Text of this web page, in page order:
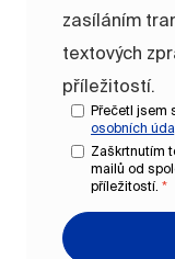
zasíláním
textových
příležitostí.
Přečetl jsem
osobních
Zaškrtnutím
mailů od
příležitostí. *